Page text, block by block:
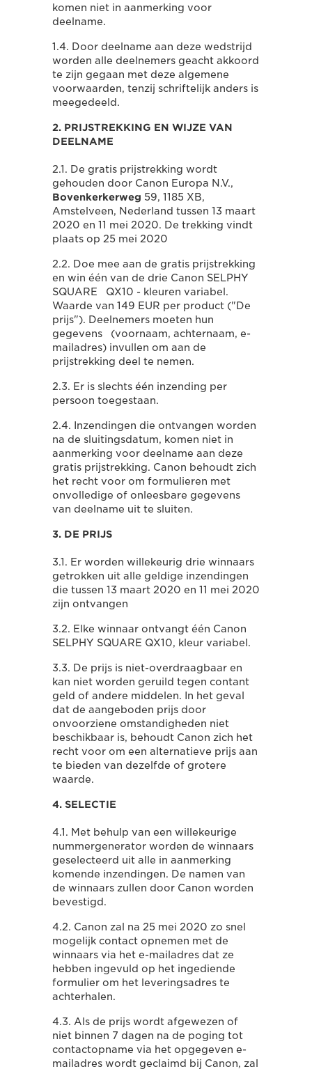
komen niet in aanmerking voor
deelname.
1.4. Door deelname aan deze wedstrijd
worden alle deelnemers geacht akkoord
te zijn gegaan met deze algemene
voorwaarden, tenzij schriftelijk anders is
meegedeeld.
2. PRIJSTREKKING EN WIJZE VAN
DEELNAME
2.1. De gratis prijstrekking wordt
gehouden door Canon Europa N.V.,
Bovenkerkerweg 59, 1185 XB,
Amstelveen, Nederland tussen 13 maart
2020 en 11 mei 2020. De trekking vindt
plaats op 25 mei 2020
2.2. Doe mee aan de gratis prijstrekking
en win één van de drie Canon SELPHY
SQUARE QX10 - kleuren variabel.
Waarde van 149 EUR per product ("De
prijs"). Deelnemers moeten hun
gegevens (voornaam, achternaam, e-
mailadres) invullen om aan de
prijstrekking deel te nemen.
2.3. Er is slechts één inzending per
persoon toegestaan.
2.4. Inzendingen die ontvangen worden
na de sluitingsdatum, komen niet in
aanmerking voor deelname aan deze
gratis prijstrekking. Canon behoudt zich
het recht voor om formulieren met
onvolledige of onleesbare gegevens
van deelname uit te sluiten.
3. DE PRIJS
3.1. Er worden willekeurig drie winnaars
getrokken uit alle geldige inzendingen
die tussen 13 maart 2020 en 11 mei 2020
zijn ontvangen
3.2. Elke winnaar ontvangt één Canon
SELPHY SQUARE QX10, kleur variabel.
3.3. De prijs is niet-overdraagbaar en
kan niet worden geruild tegen contant
geld of andere middelen. In het geval
dat de aangeboden prijs door
onvoorziene omstandigheden niet
beschikbaar is, behoudt Canon zich het
recht voor om een alternatieve prijs aan
te bieden van dezelfde of grotere
waarde.
4. SELECTIE
4.1. Met behulp van een willekeurige
nummergenerator worden de winnaars
geselecteerd uit alle in aanmerking
komende inzendingen. De namen van
de winnaars zullen door Canon worden
bevestigd.
4.2. Canon zal na 25 mei 2020 zo snel
mogelijk contact opnemen met de
winnaars via het e-mailadres dat ze
hebben ingevuld op het ingediende
formulier om het leveringsadres te
achterhalen.
4.3. Als de prijs wordt afgewezen of
niet binnen 7 dagen na de poging tot
contactopname via het opgegeven e-
mailadres wordt geclaimd bij Canon, zal